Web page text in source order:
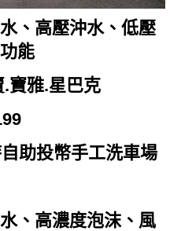
、 高壓沖水、低壓
能
寶雅.星巴克
自助投幣手工洗車場
、 高濃度泡沫、風